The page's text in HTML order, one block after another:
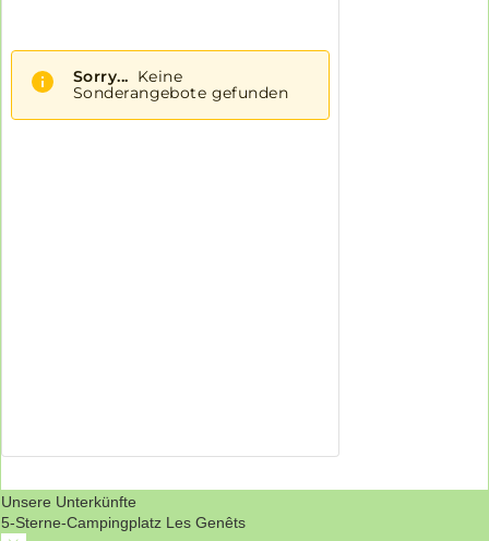
Unsere Unterkünfte
5-Sterne-Campingplatz Les Genêts